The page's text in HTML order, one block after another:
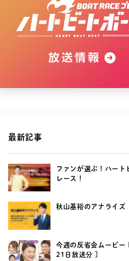
最新記事
ファンが選ぶ！ハート
レース！
秋山基裕のアナライズ
今週の反省会ムービー
21日放送分 ]